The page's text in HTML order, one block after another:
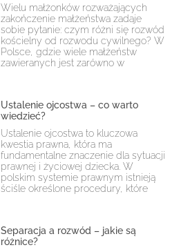
Wielu małżonków rozważających
zakończenie małżeństwa zadaje
sobie pytanie: czym różni się rozwód
kościelny od rozwodu cywilnego? W
Polsce, gdzie wiele małżeństw
zawieranych jest zarówno w
Ustalenie ojcostwa – co warto
wiedzieć?
Ustalenie ojcostwa to kluczowa
kwestia prawna, która ma
fundamentalne znaczenie dla sytuacji
prawnej i życiowej dziecka. W
polskim systemie prawnym istnieją
ściśle określone procedury, które
Separacja a rozwód – jakie są
różnice?